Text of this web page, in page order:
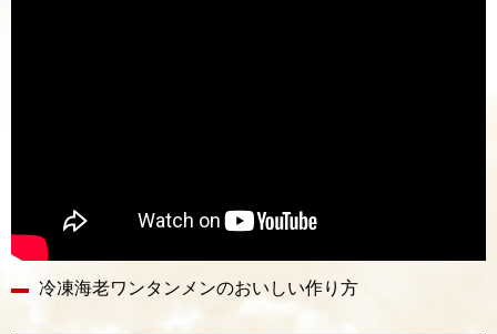
冷凍海老ワンタンメンのおいしい作り方